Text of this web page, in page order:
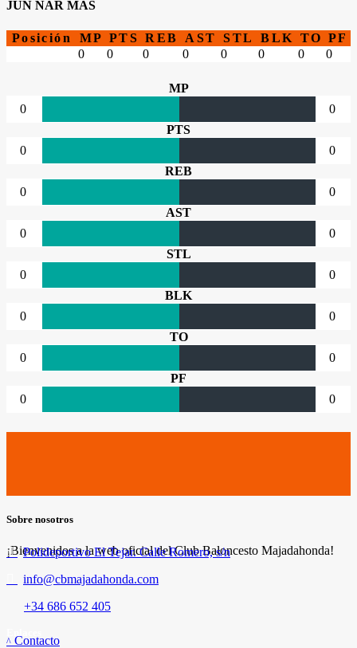
JUN NAR MAS
Posición MP PTS REB AST STL BLK TO PF
0
0 0 0 0 0 0 0
MP
0
0
PTS
0
0
REB
0
0
AST
0
0
STL
0
0
BLK
0
0
TO
0
0
PF
0
0
Sobre nosotros
¡Bienvenidos a la web oficial del Club Baloncesto Majadahonda!
Polideportivo El Tejar. Calle Romero, s/n
info@cbmajadahonda.com
+34 686 652 405
Contacto